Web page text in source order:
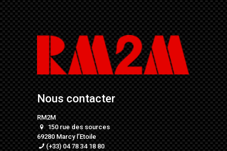
Nous contacter
RM2M
150 rue des sources
69280 Marcy l’Etoile
(+33) 04 78 34 18 80